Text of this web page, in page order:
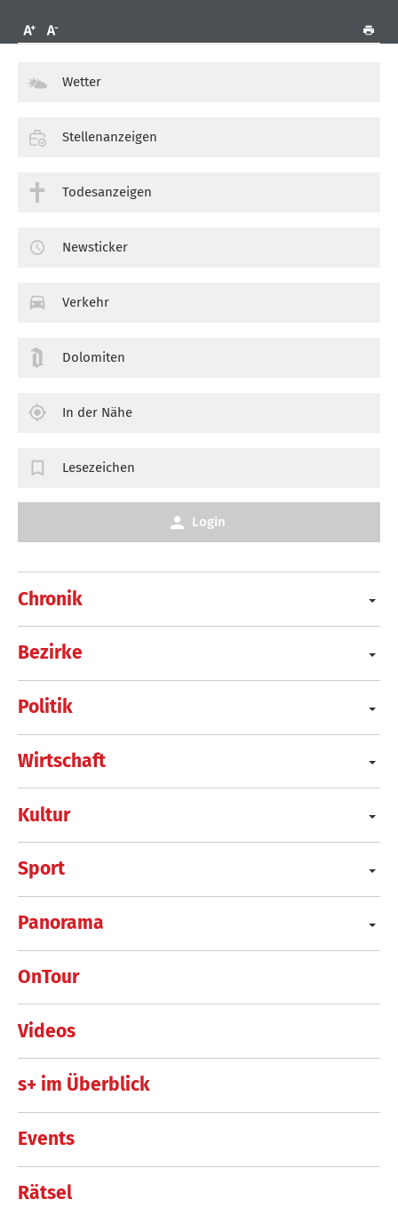
Chronik
Bezirke
Politik
Wirtschaft
Kultur
Sport
Panorama
OnTour
Videos
s+ im Überblick
Events
Rätsel
Wetter
Stellenanzeigen
Todesanzeigen
Newsticker
Verkehr
Dolomiten
In der Nähe
Lesezeichen
Login